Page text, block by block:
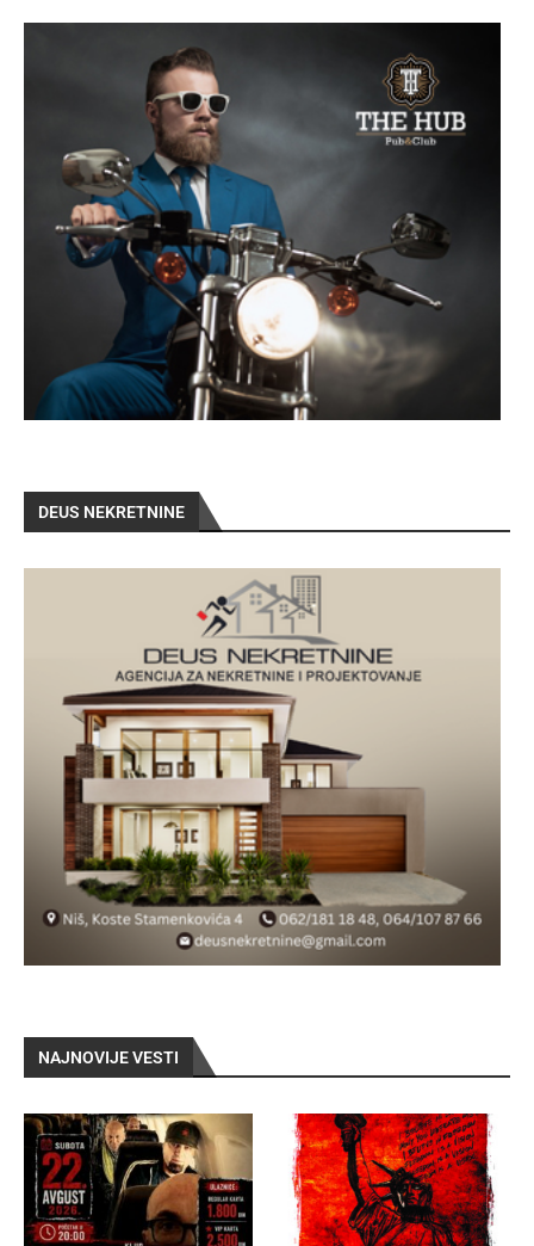
DEUS NEKRETNINE
NAJNOVIJE VESTI